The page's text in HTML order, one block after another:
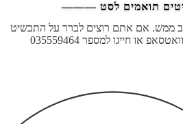
תואמים לסט ———
ממש. אם אתם רוצים לברר על התכשיט
אל תהססו לשלוח לנו הודעת וואטסאפ או חייגו למספר 035559464